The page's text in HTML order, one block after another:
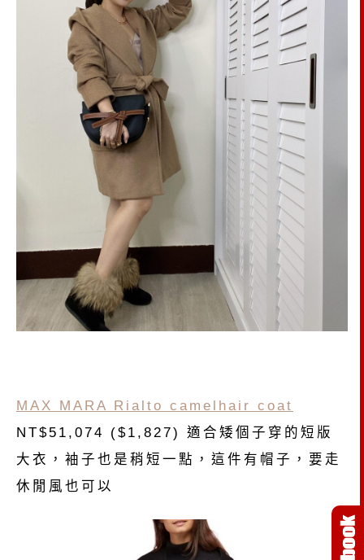
MAX MARA Rialto camelhair coat
NT$51,074 ($1,827) 適合矮個子穿的短版
大衣，袖子也是稍短一點，這件有帽子，要走
休閒風也可以